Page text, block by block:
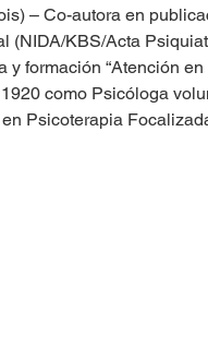
– Co-autora en
(NIDA/KBS/Acta
y formación “Atención
como Psicóloga
Psicoterapia